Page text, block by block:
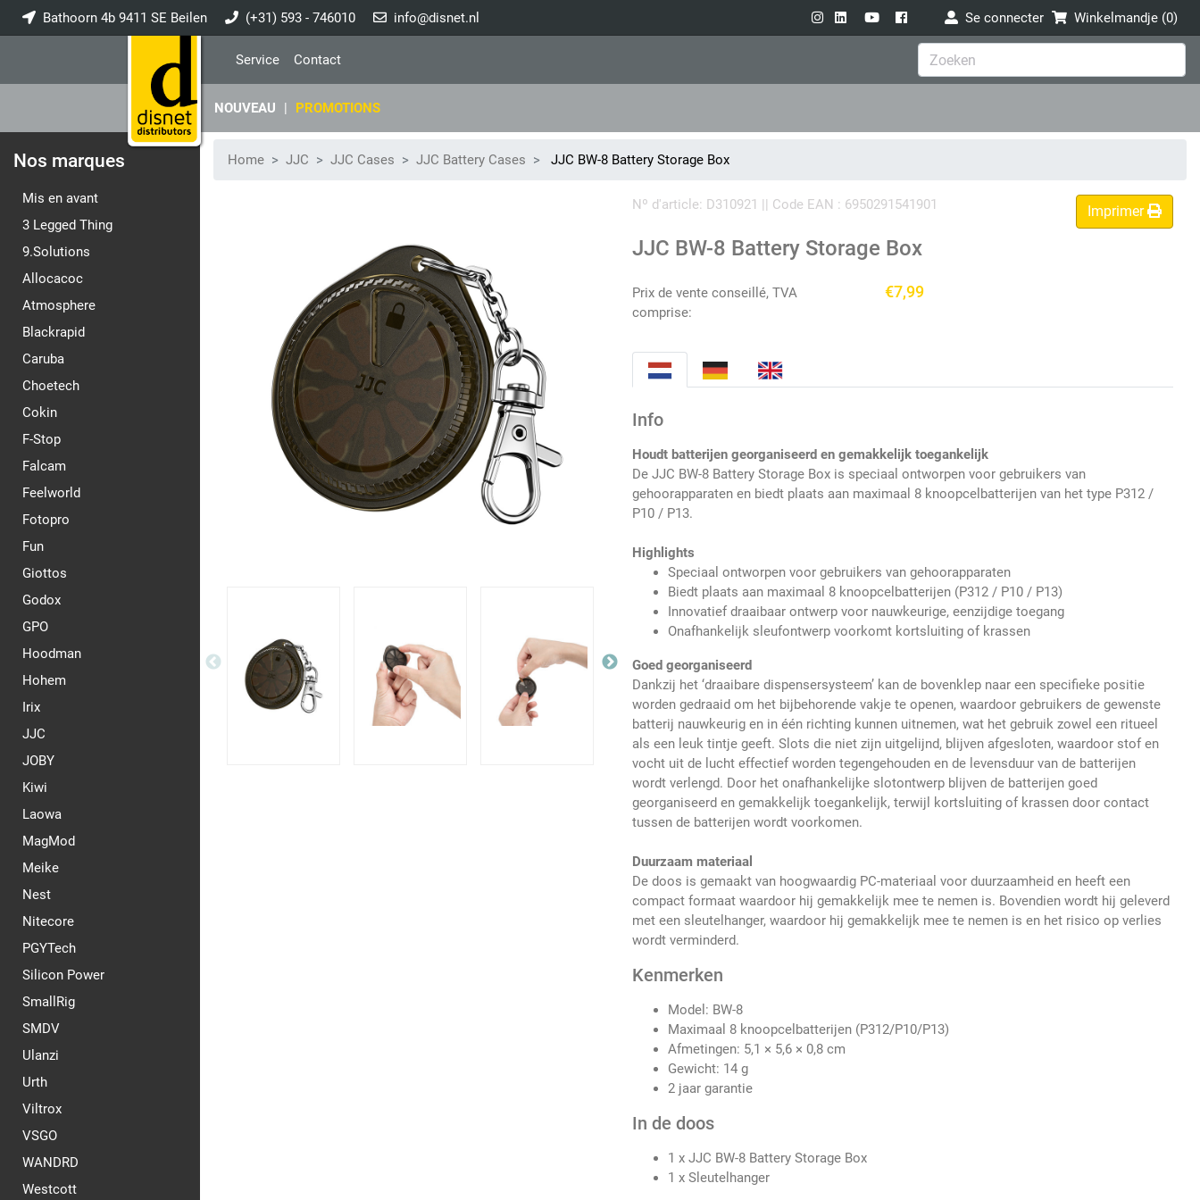
Bathoorn 4b 9411 SE Beilen (+31) 593 - 746010 info@disnet.nl Se connecter Winkelmandje (0)
Service Contact
NOUVEAU | PROMOTIONS
Nos marques
Mis en avant
3 Legged Thing
9.Solutions
Allocacoc
Atmosphere
Blackrapid
Caruba
Choetech
Cokin
F-Stop
Falcam
Feelworld
Fotopro
Fun
Giottos
Godox
GPO
Hoodman
Hohem
Irix
JJC
JOBY
Kiwi
Laowa
MagMod
Meike
Nest
Nitecore
PGYTech
Silicon Power
SmallRig
SMDV
Ulanzi
Urth
Viltrox
VSGO
WANDRD
Westcott
Home JJC JJC Cases JJC Battery Cases JJC BW-8 Battery Storage Box
Nº d'article: D310921 || Code EAN : 6950291541901 Imprimer
JJC BW-8 Battery Storage Box
Prix de vente conseillé, TVA
comprise:
€7,99
Info
Houdt batterijen georganiseerd en gemakkelijk toegankelijk
De JJC BW-8 Battery Storage Box is speciaal ontworpen voor gebruikers van
gehoorapparaten en biedt plaats aan maximaal 8 knoopcelbatterijen van het type P312 /
P10 / P13.
Highlights
Speciaal ontworpen voor gebruikers van gehoorapparaten
Biedt plaats aan maximaal 8 knoopcelbatterijen (P312 / P10 / P13)
Innovatief draaibaar ontwerp voor nauwkeurige, eenzijdige toegang
Onafhankelijk sleufontwerp voorkomt kortsluiting of krassen
Goed georganiseerd
Dankzij het ‘draaibare dispensersysteem’ kan de bovenklep naar een specifieke positie
worden gedraaid om het bijbehorende vakje te openen, waardoor gebruikers de gewenste
batterij nauwkeurig en in één richting kunnen uitnemen, wat het gebruik zowel een ritueel
als een leuk tintje geeft. Slots die niet zijn uitgelijnd, blijven afgesloten, waardoor stof en
vocht uit de lucht effectief worden tegengehouden en de levensduur van de batterijen
wordt verlengd. Door het onafhankelijke slotontwerp blijven de batterijen goed
georganiseerd en gemakkelijk toegankelijk, terwijl kortsluiting of krassen door contact
tussen de batterijen wordt voorkomen.
Duurzaam materiaal
De doos is gemaakt van hoogwaardig PC-materiaal voor duurzaamheid en heeft een
compact formaat waardoor hij gemakkelijk mee te nemen is. Bovendien wordt hij geleverd
met een sleutelhanger, waardoor hij gemakkelijk mee te nemen is en het risico op verlies
wordt verminderd.
Kenmerken
Model: BW-8
Maximaal 8 knoopcelbatterijen (P312/P10/P13)
Afmetingen: 5,1 × 5,6 × 0,8 cm
Gewicht: 14 g
2 jaar garantie
In de doos
1 x JJC BW-8 Battery Storage Box
1 x Sleutelhanger